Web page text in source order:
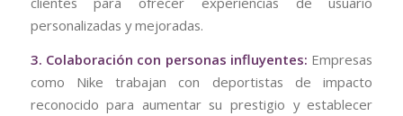
personalizadas y mejoradas.
3. Colaboración con personas influyentes: Empresas
como Nike trabajan con deportistas de impacto
reconocido para aumentar su prestigio y establecer